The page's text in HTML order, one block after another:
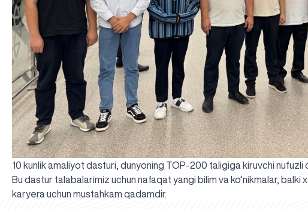
10 kunlik amaliyot dasturi, dunyoning TOP-200 taligiga kiruvchi
Bu dastur talabalarimiz uchun nafaqat yangi bilim va ko‘nikmalar,
karyera uchun mustahkam qadamdir.